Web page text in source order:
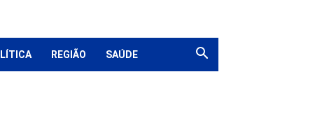
REGIÃO SAÚDE